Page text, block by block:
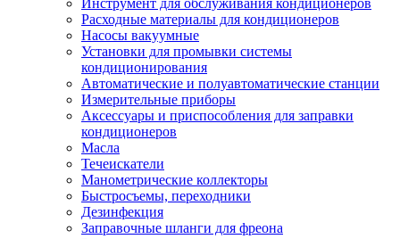
Инструмент для обслуживания кондиционеров
Расходные материалы для кондиционеров
Насосы вакуумные
Установки для промывки системы
кондиционирования
Автоматические и полуавтоматические станции
Измерительные приборы
Аксессуары и приспособления для заправки
кондиционеров
Масла
Течеискатели
Манометрические коллекторы
Быстросъемы, переходники
Дезинфекция
Заправочные шланги для фреона